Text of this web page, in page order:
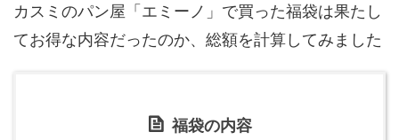
カスミのパン屋「エミーノ」で買った福袋は果たし
てお得な内容だったのか、総額を計算してみました
福袋の内容